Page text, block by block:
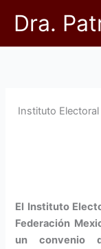
Dra.
Instituto
El Instituto
Federación
un convenio